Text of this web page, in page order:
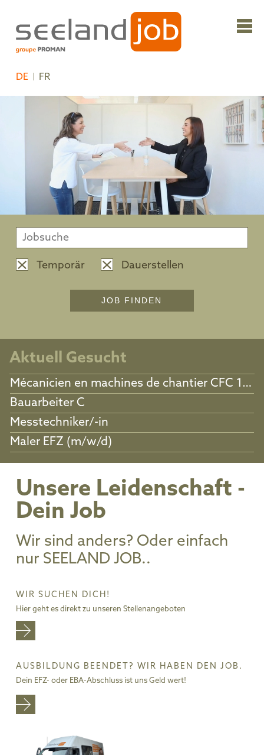
DE FR
Temporär Dauerstellen
Aktuell Gesucht
Mécanicien en machines de chantier CFC 100%
Bauarbeiter C
Messtechniker/-in
Maler EFZ (m/w/d)
Unsere Leidenschaft -
Dein Job
Wir sind anders? Oder einfach
nur SEELAND JOB..
WIR SUCHEN DICH!
Hier geht es direkt zu unseren Stellenangeboten
AUSBILDUNG BEENDET? WIR HABEN DEN JOB.
Dein EFZ- oder EBA-Abschluss ist uns Geld wert!